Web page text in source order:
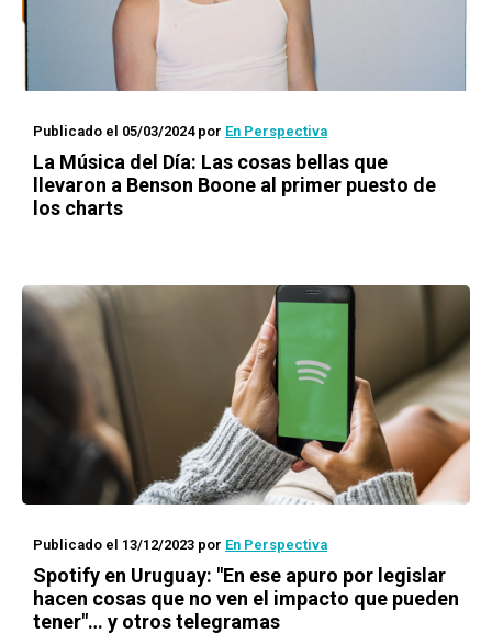
Publicado el 05/03/2024por En Perspectiva
La Música del Día: Las cosas bellas que
llevaron a Benson Boone al primer puesto de
los charts
Publicado el 13/12/2023 por En Perspectiva
Spotify en Uruguay: "En ese apuro por legislar
hacen cosas que no ven el impacto que pueden
tener"… y otros telegramas